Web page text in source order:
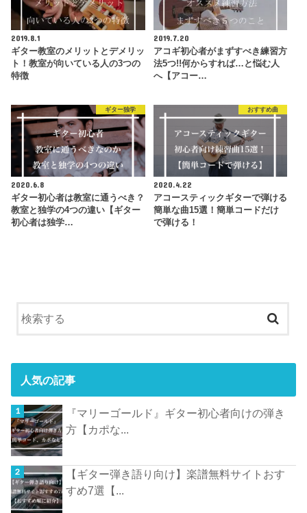
2019.8.1
ギター教室のメリットとデメリッ
ト！教室が向いている人の3つの
特徴
2019.7.20
アコギ初心者がまずすべき練習方
法5つ!!何からすれば…と悩む人
へ【アコー…
ギター独学
2020.6.8
ギター初心者は教室に通うべき？
教室と独学の4つの違い【ギター
初心者は独学…
おすすめ曲
2020.4.22
アコースティックギターで弾ける
簡単な曲15選！簡単コードだけ
で弾ける！
人気の記事
『マリーゴールド』ギター初心者向けの弾き
方【カポな...
【ギター弾き語り向け】楽譜無料サイトおす
すめ7選【...